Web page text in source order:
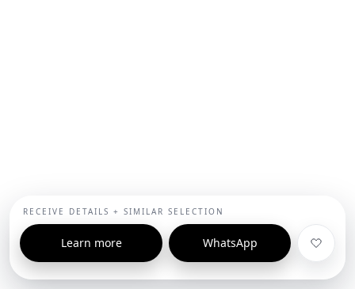
RECEIVE DETAILS + SIMILAR SELECTION
Learn more WhatsApp